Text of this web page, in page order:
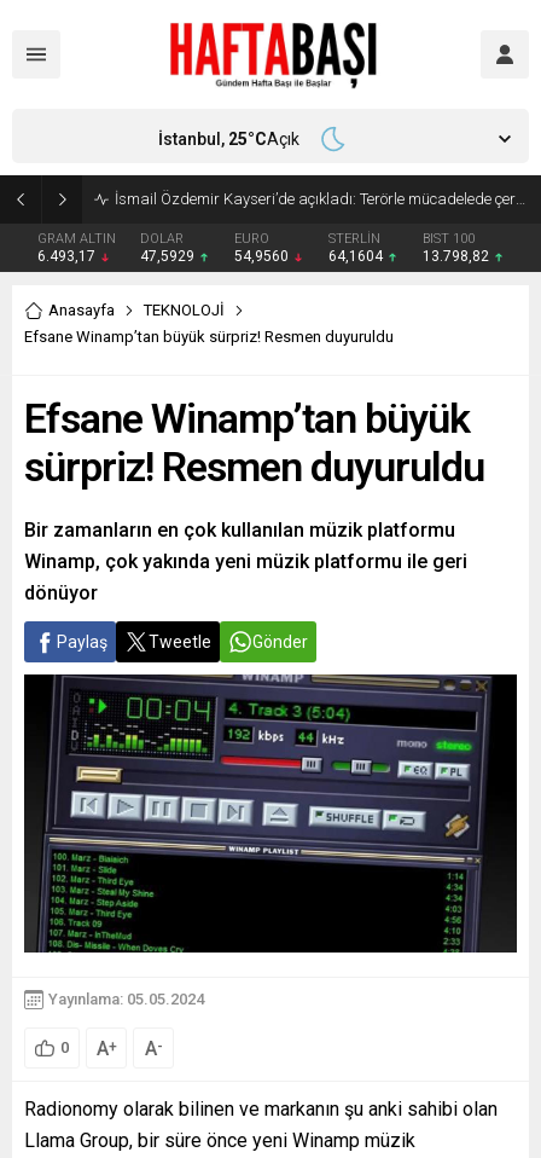
Süleyman Soylu ‘çok korktum’ deyip ilk kez açıkladı: En büyük tehdit dışarısıdır!
GRAM ALTIN
6.493,17
DOLAR
47,5929
EURO
54,9560
STERLİN
64,1604
BIST 100
13.798,82
İstanbul, 25°CAçık
Anasayfa
TEKNOLOJİ
Efsane Winamp’tan büyük sürpriz! Resmen duyuruldu
Efsane Winamp’tan büyük
sürpriz! Resmen duyuruldu
Bir zamanların en çok kullanılan müzik platformu
Winamp, çok yakında yeni müzik platformu ile geri
dönüyor
Paylaş Tweetle Gönder
Yayınlama: 05.05.2024
0 A+ A-
Radionomy olarak bilinen ve markanın şu anki sahibi olan
Llama Group, bir süre önce yeni Winamp müzik